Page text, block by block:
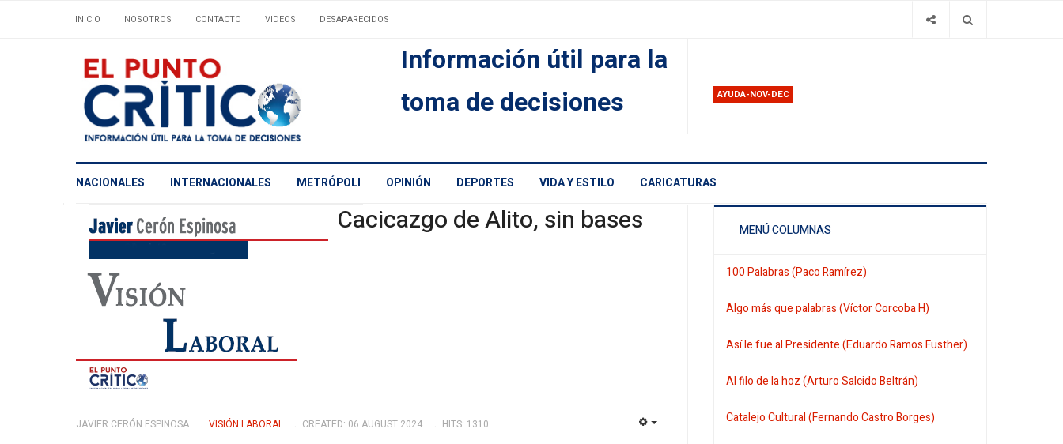
INICIO NOSOTROS CONTACTO VIDEOS DESAPARECIDOS
Información útil para la
toma de decisiones
AYUDA-NOV-DEC
NACIONALES INTERNACIONALES METRÓPOLI OPINIÓN DEPORTES VIDA Y ESTILO CARICATURAS
Cacicazgo de Alito, sin bases
JAVIER CERÓN ESPINOSA VISIÓN LABORAL CREATED: 06 AUGUST 2024 HITS: 1310
MENÚ COLUMNAS
100 Palabras (Paco Ramírez)
Algo más que palabras (Víctor Corcoba H)
Así le fue al Presidente (Eduardo Ramos Fusther)
Al filo de la hoz (Arturo Salcido Beltrán)
Catalejo Cultural (Fernando Castro Borges)